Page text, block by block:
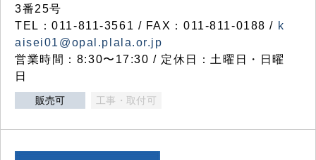
3番25号
TEL：011-811-3561 / FAX：011-811-0188 / k
aisei01@opal.plala.or.jp
営業時間：8:30〜17:30 / 定休日：土曜日・日曜
日
販売可 工事・取付可